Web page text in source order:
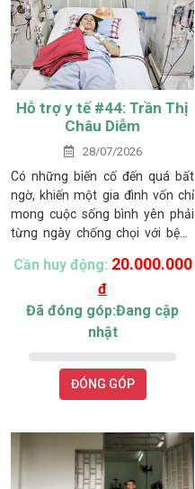
Hỗ trợ y tế #44: Trần Thị
Châu Diễm
28/07/2026
Có những biến cố đến quá bất
ngờ, khiến một gia đình vốn chỉ
mong cuộc sống bình yên phải
từng ngày chống chọi với bệnh
đình chị Trần Thị Châu Diễm
(sinh năm 1975), ngụ tại xã Hàm
Kiệm, tỉnh Lâm Đồng, đang rất
cần sự sẻ chia của cộng đồng.
Cần huy động: 20.000.000
đ
Đã đóng góp:Đang cập
nhật
ĐÓNG GÓP